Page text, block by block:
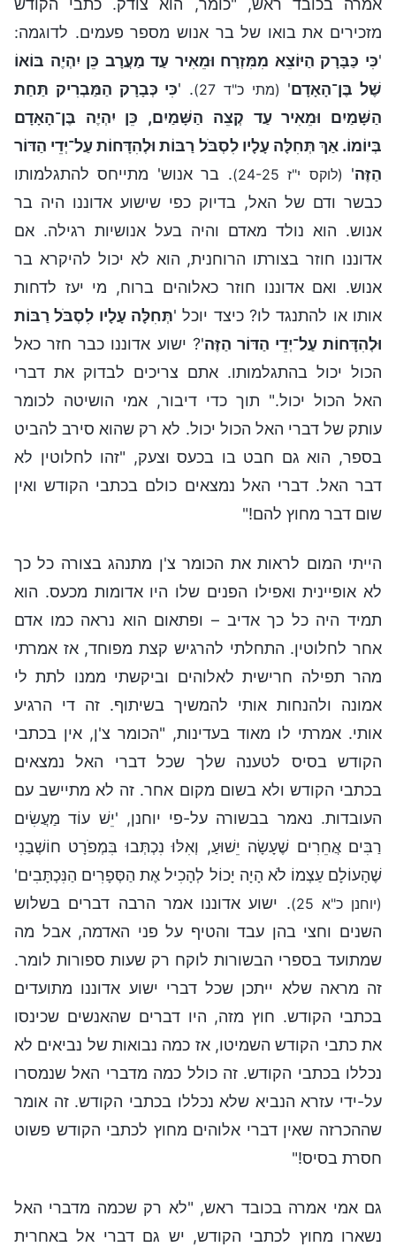
אמרה בכובד ראש, "כומר, הוא צודק. כתבי הקודש
מזכירים את בואו של בר אנוש מספר פעמים. לדוגמה:
'כִּי כַּבָּרָק הַיּוֹצֵא מִמִּזְרָח וּמֵאִיר עַד מַעֲרָב כֵּן יִהְיֶה בּוֹאוֹ
שֶׁל בֶּן־הָאָדָם' (מתי כ"ד 27) . 'כִּי כְּבָרָק הַמַּבְרִיק תַּחַת
הַשָּׁמַיִם וּמֵאִיר עַד קְצֵה הַשָּׁמַיִם, כֵּן יִהְיֶה בֶּן־הָאָדָם
בְּיוֹמוֹ. אַךְ תְּחִלָּה עָלָיו לִסְבֺּל רַבּוֹת וּלְהִדָּחוֹת עַל־יְדֵי הַדּוֹר
הַזֶּה' (לוקס י"ז 24-25)
. בר אנוש' מתייחס להתגלמותו
כבשר ודם של האל, בדיוק כפי שישוע אדוננו היה בר
אנוש. הוא נולד מאדם והיה בעל אנושיות רגילה. אם
אדוננו חוזר בצורתו הרוחנית, הוא לא יכול להיקרא בר
אנוש. ואם אדוננו חוזר כאלוהים ברוח, מי יעז לדחות
אותו או להתנגד לו? כיצד יוכל 'תְּחִלָּה עָלָיו לִסְבֺּל רַבּוֹת
וּלְהִדָּחוֹת עַל־יְדֵי הַדּוֹר הַזֶּה'? ישוע אדוננו כבר חזר כאל
הכול יכול בהתגלמותו. אתם צריכים לבדוק את דברי
האל הכול יכול." תוך כדי דיבור, אמי הושיטה לכומר
עותק של דברי האל הכול יכול. לא רק שהוא סירב להביט
בספר, הוא גם חבט בו בכעס וצעק, "זהו לחלוטין לא
דבר האל. דברי האל נמצאים כולם בכתבי הקודש ואין
שום דבר מחוץ להם!"
הייתי המום לראות את הכומר צ'ן מתנהג בצורה כל כך
לא אופיינית ואפילו הפנים שלו היו אדומות מכעס. הוא
תמיד היה כל כך אדיב – ופתאום הוא נראה כמו אדם
אחר לחלוטין. התחלתי להרגיש קצת מפוחד, אז אמרתי
מהר תפילה חרישית לאלוהים וביקשתי ממנו לתת לי
אמונה ולהנחות אותי להמשיך בשיתוף. זה די הרגיע
אותי. אמרתי לו מאוד בעדינות, "הכומר צ'ן, אין בכתבי
הקודש בסיס לטענה שלך שכל דברי האל נמצאים
בכתבי הקודש ולא בשום מקום אחר. זה לא מתיישב עם
העובדות. נאמר בבשורה על-פי יוחנן, 'יֵשׁ עוֹד מַעֲשִׂים
רַבִּים אֲחֵרִים שֶׁעָשָׂה יֵשׁוּעַ, וְאִלּוּ נִכְתְּבוּ בִּמְפֺרָט חוֹשְׁבַנִי
שֶׁהָעוֹלָם עַצְמוֹ לֹא הָיָה יָכוֹל לְהָכִיל אֶת הַסְּפָרִים הַנִּכְתָּבִים'
(יוחנן כ"א 25)
. ישוע אדוננו אמר הרבה דברים בשלוש
השנים וחצי בהן עבד והטיף על פני האדמה, אבל מה
שמתועד בספרי הבשורות לוקח רק שעות ספורות לומר.
זה מראה שלא ייתכן שכל דברי ישוע אדוננו מתועדים
בכתבי הקודש. חוץ מזה, היו דברים שהאנשים שכינסו
את כתבי הקודש השמיטו, אז כמה נבואות של נביאים לא
נכללו בכתבי הקודש. זה כולל כמה מדברי האל שנמסרו
על-ידי עזרא הנביא שלא נכללו בכתבי הקודש. זה אומר
שההכרזה שאין דברי אלוהים מחוץ לכתבי הקודש פשוט
חסרת בסיס!"
גם אמי אמרה בכובד ראש, "לא רק שכמה מדברי האל
נשארו מחוץ לכתבי הקודש, יש גם דברי אל באחרית